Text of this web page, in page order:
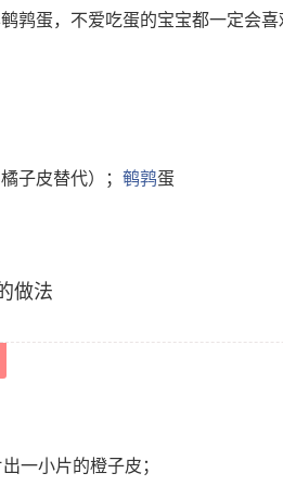
鹑蛋，不爱吃蛋的宝宝都一定会喜
橘子皮替代）； 鹌鹑蛋
做法
一小片的橙子皮；